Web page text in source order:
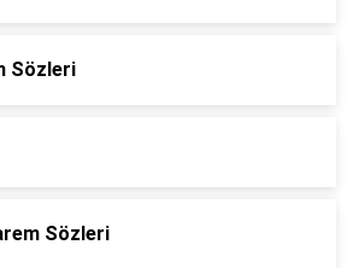
Sözleri
Sözleri